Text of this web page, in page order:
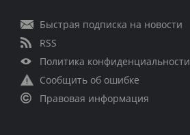
Быстрая подписка на новости
RSS
Политика конфиденциальности
Сообщить об ошибке
Правовая информация